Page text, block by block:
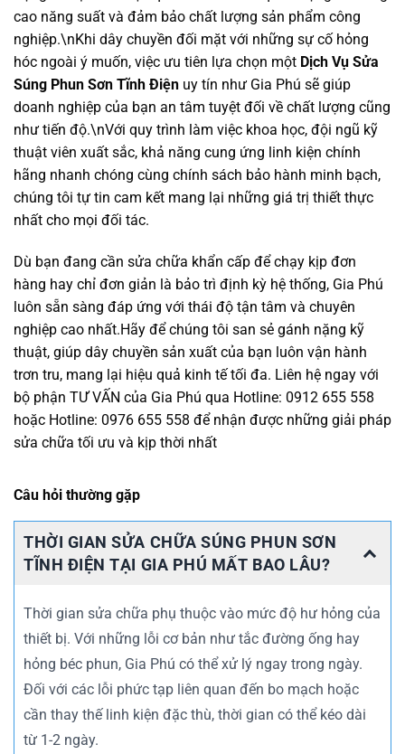
cao năng suất và đảm bảo chất lượng sản phẩm công
nghiệp.\nKhi dây chuyền đối mặt với những sự cố hỏng
hóc ngoài ý muốn, việc ưu tiên lựa chọn một Dịch Vụ Sửa
Súng Phun Sơn Tĩnh Điện uy tín như Gia Phú sẽ giúp
doanh nghiệp của bạn an tâm tuyệt đối về chất lượng cũng
như tiến độ.\nVới quy trình làm việc khoa học, đội ngũ kỹ
thuật viên xuất sắc, khả năng cung ứng linh kiện chính
hãng nhanh chóng cùng chính sách bảo hành minh bạch,
chúng tôi tự tin cam kết mang lại những giá trị thiết thực
nhất cho mọi đối tác.
Dù bạn đang cần sửa chữa khẩn cấp để chạy kịp đơn
hàng hay chỉ đơn giản là bảo trì định kỳ hệ thống, Gia Phú
luôn sẵn sàng đáp ứng với thái độ tận tâm và chuyên
nghiệp cao nhất.Hãy để chúng tôi san sẻ gánh nặng kỹ
thuật, giúp dây chuyền sản xuất của bạn luôn vận hành
trơn tru, mang lại hiệu quả kinh tế tối đa. Liên hệ ngay với
bộ phận TƯ VẤN của Gia Phú qua Hotline: 0912 655 558
hoặc Hotline: 0976 655 558 để nhận được những giải pháp
sửa chữa tối ưu và kịp thời nhất
Câu hỏi thường gặp
THỜI GIAN SỬA CHỮA SÚNG PHUN SƠN
TĨNH ĐIỆN TẠI GIA PHÚ MẤT BAO LÂU?
Thời gian sửa chữa phụ thuộc vào mức độ hư hỏng của
thiết bị. Với những lỗi cơ bản như tắc đường ống hay
hỏng béc phun, Gia Phú có thể xử lý ngay trong ngày.
Đối với các lỗi phức tạp liên quan đến bo mạch hoặc
cần thay thế linh kiện đặc thù, thời gian có thể kéo dài
từ 1-2 ngày.